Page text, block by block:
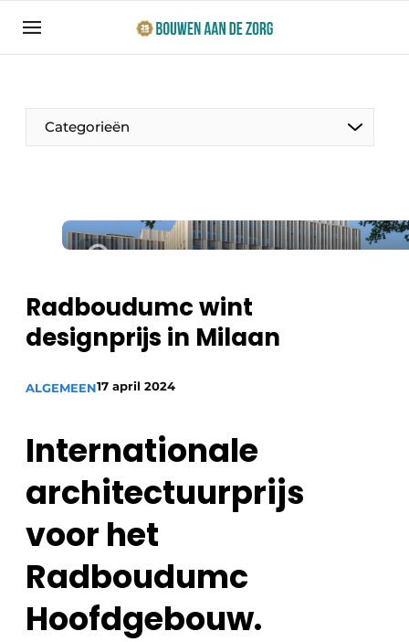
Aanmelden
Bedrijven
Bouwen aan de Zorg | Vakblad over bouw en
Direct contact
Jaarboek
Jubileumboek
Meest gelezen
Nieuwsbrief
Privacy / Cookie statement
Vacature aanmelden
Video’s
Categorieën
Productinformatie
Ziekenhuizen
Woonzorg & Verpleeghuizen
Radboudumc wint
designprijs in Milaan
ALGEMEEN17 april 2024
Internationale
architectuurprijs
voor het
Radboudumc
Hoofdgebouw.